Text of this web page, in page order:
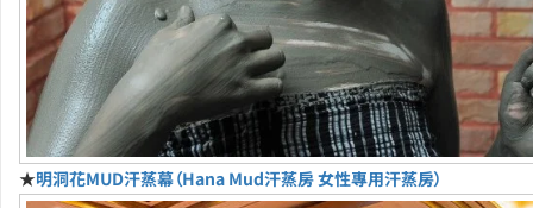
★明洞花MUD汗蒸幕（Hana Mud汗蒸房 女性專用汗蒸房）